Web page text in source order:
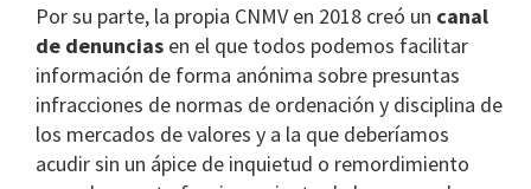
Por su parte, la propia CNMV en 2018 creó un canal
de denuncias en el que todos podemos facilitar
información de forma anónima sobre presuntas
infracciones de normas de ordenación y disciplina de
los mercados de valores y a la que deberíamos
acudir sin un ápice de inquietud o remordimiento